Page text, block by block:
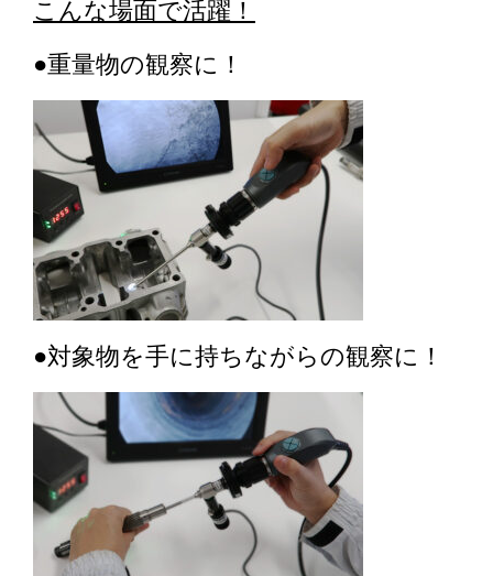
こんな場面で活躍！
●重量物の観察に！
●対象物を手に持ちながらの観察に！